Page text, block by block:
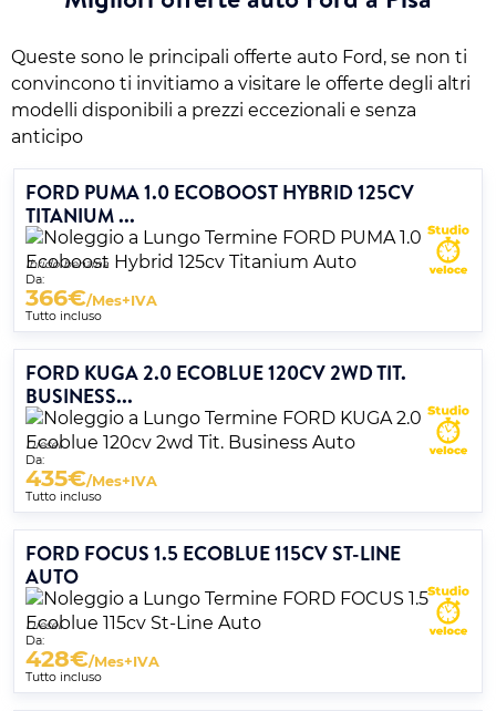
Queste sono le principali offerte auto Ford, se non ti
convincono ti invitiamo a visitare le offerte degli altri
modelli disponibili a prezzi eccezionali e senza
anticipo
FORD PUMA 1.0 ECOBOOST HYBRID 125CV
TITANIUM ...
Ibrido benzina
Da:
366€/Mes+IVA
Tutto incluso
FORD KUGA 2.0 ECOBLUE 120CV 2WD TIT.
BUSINESS...
Diesel
Da:
435€/Mes+IVA
Tutto incluso
FORD FOCUS 1.5 ECOBLUE 115CV ST-LINE
AUTO
Diesel
Da:
428€/Mes+IVA
Tutto incluso